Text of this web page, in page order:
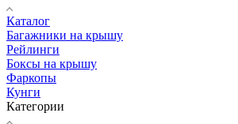
Каталог
Багажники на крышу
Рейлинги
Боксы на крышу
Фаркопы
Кунги
Категории